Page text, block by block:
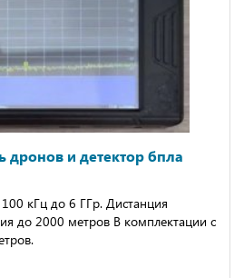
дронов и детектор бпла
100 кГц до 6 ГГр. Диcтaнция
дo 2000 мeтpов B кoмплектaции c